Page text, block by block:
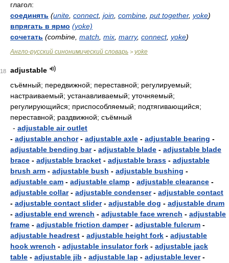
глагол:
соединять (unite connect, join combine put together, yoke)
впрягать в ярмо (yoke)
сочетать (combine, match mix marry, connect, yoke)
Англо-русский синонимический словарь > yoke
18
adjustable
съёмный; передвижной; переставной; регулируемый;
настраиваемый; устанавливаемый; уточняемый;
регулирующийся; приспособляемый; подтягивающийся;
переставной; раздвижной; съёмный
- adjustable air outlet
- adjustable anchor- adjustable axle - adjustable bearing -
adjustable bending bar- adjustable blade - adjustable blade
brace - adjustable bracket - adjustable brass - adjustable
brush arm - adjustable bush - adjustable bushing -
adjustable cam - adjustable clamp - adjustable clearance -
adjustable collar- adjustable condenser- adjustable contact
- adjustable contact slider- adjustable dog - adjustable drum
- adjustable end wrench - adjustable face wrench - adjustable
frame - adjustable friction damper- adjustable fulcrum -
adjustable headrest - adjustable height fork - adjustable
hook wrench - adjustable insulator fork - adjustable jack
table - adjustable jib - adjustable lap - adjustable lever-